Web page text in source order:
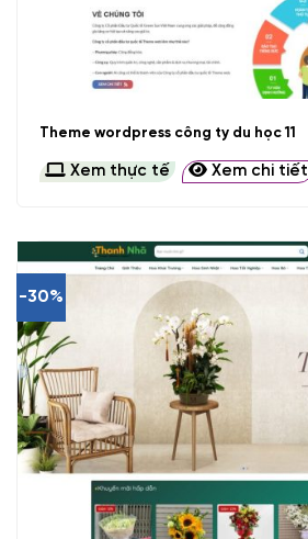
Theme wordpress công ty du học 11
Xem thực tế Xem chi tiết
-30%